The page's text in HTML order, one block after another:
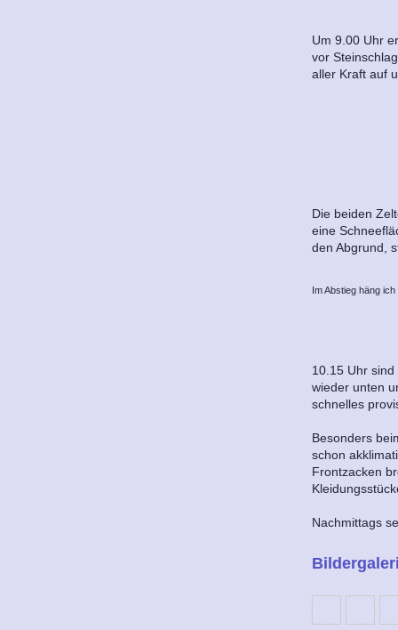
Um 9.00 Uhr
vor
aller Kraft auf
Die beiden
eine
den Abgrund,
Im Abstieg häng
10.15 Uhr
wieder unten
schnelles
Besonders
schon
Frontzacken
Nachmittags